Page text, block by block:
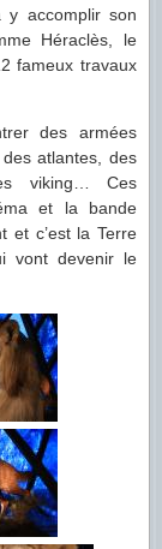
y accomplir son
Héraclès, le
fameux travaux
des armées
atlantes, des
viking… Ces
et la bande
et c’est la Terre
vont devenir le